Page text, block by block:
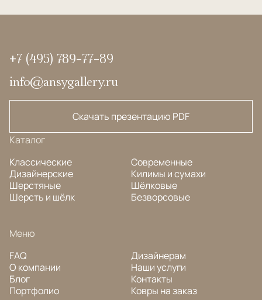
+7 (495) 789-77-89
info@ansygallery.ru
Скачать презентацию PDF
Каталог
Классические
Дизайнерские
Шерстяные
Шерсть и шёлк
Современные
Килимы и сумахи
Шёлковые
Безворсовые
Меню
FAQ
О компании
Блог
Портфолио
Дизайнерам
Наши услуги
Контакты
Ковры на заказ